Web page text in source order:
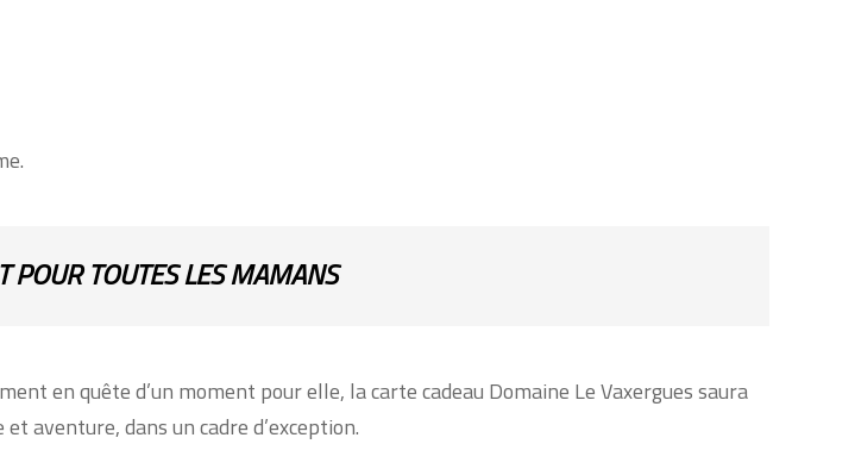
POUR TOUTES LES MAMANS
en quête d’un moment pour elle, la carte cadeau Domaine Le Vaxergues saura
aventure, dans un cadre d’exception.